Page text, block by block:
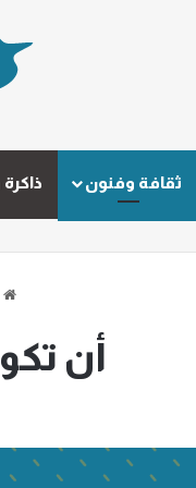
ثقافة وفنون
أن